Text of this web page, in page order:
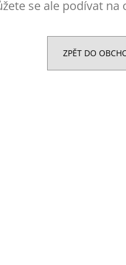
se ale podívat
ZPĚT DO
NUTREND